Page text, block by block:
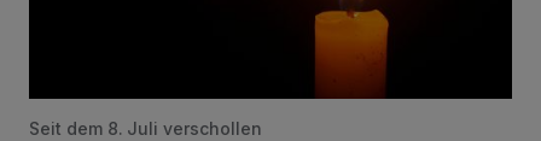
Seit dem 8. Juli verschollen